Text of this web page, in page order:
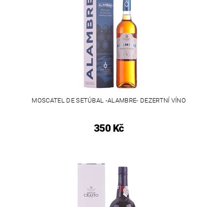
MOSCATEL DE SETÚBAL -ALAMBRE- DEZERTNÍ VÍNO
350 Kč